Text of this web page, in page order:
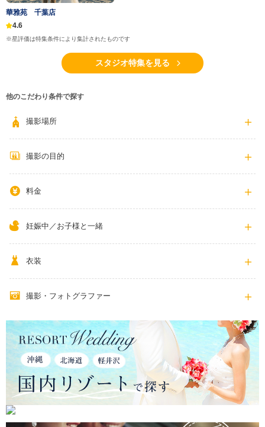
華雅苑 千葉店
4.6
※星評価は特集条件により集計されたものです
スタジオ特集を見る
他のこだわり条件で探す
撮影場所
撮影の目的
料金
妊娠中／お子様と一緒
衣装
撮影・フォトグラファー